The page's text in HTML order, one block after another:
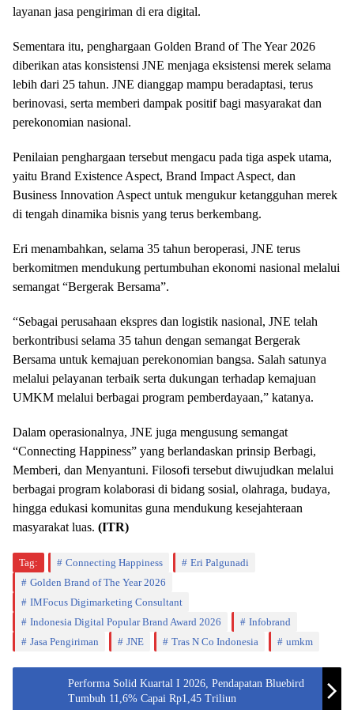
layanan jasa pengiriman di era digital.
Sementara itu, penghargaan Golden Brand of The Year 2026
diberikan atas konsistensi JNE menjaga eksistensi merek selama
lebih dari 25 tahun. JNE dianggap mampu beradaptasi, terus
berinovasi, serta memberi dampak positif bagi masyarakat dan
perekonomian nasional.
Penilaian penghargaan tersebut mengacu pada tiga aspek utama,
yaitu Brand Existence Aspect, Brand Impact Aspect, dan
Business Innovation Aspect untuk mengukur ketangguhan merek
di tengah dinamika bisnis yang terus berkembang.
Eri menambahkan, selama 35 tahun beroperasi, JNE terus
berkomitmen mendukung pertumbuhan ekonomi nasional melalui
semangat “Bergerak Bersama”.
“Sebagai perusahaan ekspres dan logistik nasional, JNE telah
berkontribusi selama 35 tahun dengan semangat Bergerak
Bersama untuk kemajuan perekonomian bangsa. Salah satunya
melalui pelayanan terbaik serta dukungan terhadap kemajuan
UMKM melalui berbagai program pemberdayaan,” katanya.
Dalam operasionalnya, JNE juga mengusung semangat
“Connecting Happiness” yang berlandaskan prinsip Berbagi,
Memberi, dan Menyantuni. Filosofi tersebut diwujudkan melalui
berbagai program kolaborasi di bidang sosial, olahraga, budaya,
hingga edukasi komunitas guna mendukung kesejahteraan
masyarakat luas. (ITR)
Tag: Connecting Happiness
Eri Palgunadi
Golden Brand of The Year 2026
IMFocus Digimarketing Consultant
Indonesia Digital Popular Brand Award 2026
Infobrand
Jasa Pengiriman
JNE Tras N Co Indonesia umkm
Performa Solid Kuartal I 2026, Pendapatan Bluebird
Tumbuh 11,6% Capai Rp1,45 Triliun